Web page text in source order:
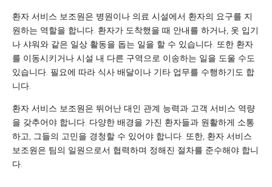
환자 서비스 보조원은 병원이나 의료 시설에서 환자의 요구를 지
원하는 역할을 합니다. 환자가 도착했을 때 안내를 하거나, 옷 입기
나 샤워와 같은 일상 활동을 돕는 일을 할 수 있습니다. 또한 환자
를 이동시키거나 시설 내 다른 구역으로 이송하는 일을 도울 수도
있습니다. 필요에 따라 식사 배달이나 기타 업무를 수행하기도 합
니다.
환자 서비스 보조원은 뛰어난 대인 관계 능력과 고객 서비스 역량
을 갖추어야 합니다. 다양한 배경을 가진 환자들과 원활하게 소통
하고, 그들의 고민을 경청할 수 있어야 합니다. 또한, 환자 서비스
보조원은 팀의 일원으로서 협력하며 정해진 절차를 준수해야 합니
다.